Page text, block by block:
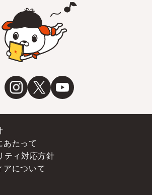
あたって
ティ対応方針
アについて